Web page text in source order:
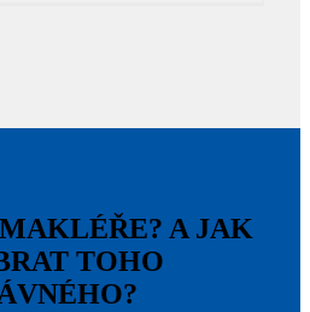
A JAK
TOHO